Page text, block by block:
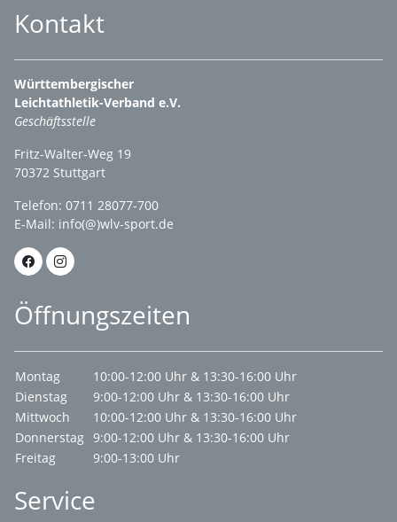
Kontakt
Württembergischer
Leichtathletik-Verband e.V.
Geschäftsstelle
Fritz-Walter-Weg 19
70372 Stuttgart
Telefon: 0711 28077-700
E-Mail: info(@)wlv-sport.de
Öffnungszeiten
Montag
10:00-12:00 Uhr & 13:30-16:00 Uhr
Dienstag
9:00-12:00 Uhr & 13:30-16:00 Uhr
Mittwoch
10:00-12:00 Uhr & 13:30-16:00 Uhr
Donnerstag 9:00-12:00 Uhr & 13:30-16:00 Uhr
Freitag
9:00-13:00 Uhr
Service